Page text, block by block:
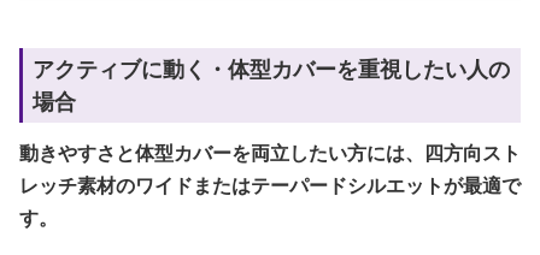
アクティブに動く・体型カバーを重視したい人の
場合
動きやすさと体型カバーを両立したい方には、四方向スト
レッチ素材のワイドまたはテーパードシルエットが最適で
す。